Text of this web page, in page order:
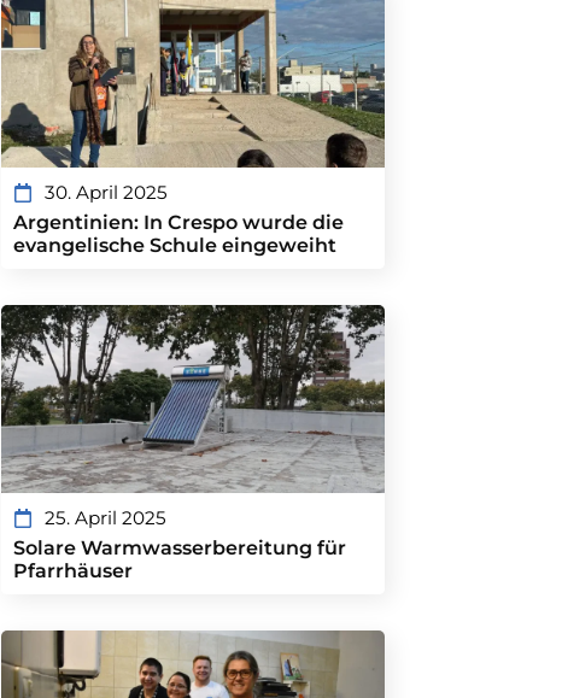
30. April 2025
Argentinien: In Crespo wurde die
evangelische Schule eingeweiht
25. April 2025
Solare Warmwasserbereitung für
Pfarrhäuser